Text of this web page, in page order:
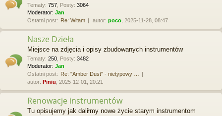
Tematy: 757 Posty: 3064
Moderator: Jan
Ostatni post: Re: Witam autor: poco , 2025-11-28, 08:47
Nasze Dzieła
Miejsce na zdjęcia i opisy zbudowanych instrumentów
Tematy: 250 Posty: 3482
Moderator: Jan
Ostatni post: Re: "Amber Dust" - nietypowy …
autor: Piniu , 2025-12-01, 20:21
Renowacje instrumentów
Tu opisujemy jak daliłmy nowe życie starym instrumentom